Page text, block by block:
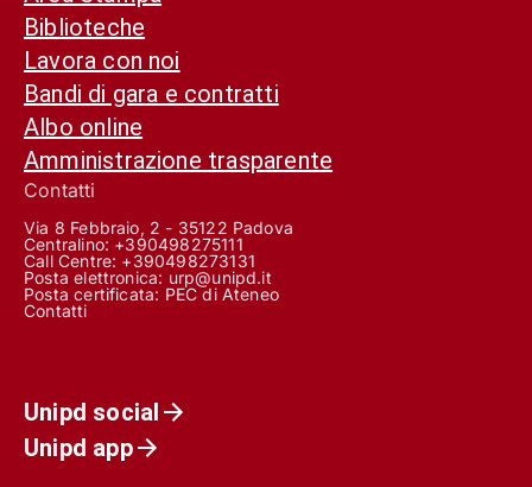
Biblioteche
Lavora con noi
Bandi di gara e contratti
Albo online
Amministrazione trasparente
Contatti
Via 8 Febbraio, 2 - 35122 Padova
Centralino: +390498275111
Call Centre: +390498273131
Posta elettronica: urp@unipd.it
Posta certificata: PEC di Ateneo
Contatti
Unipd social
Unipd app